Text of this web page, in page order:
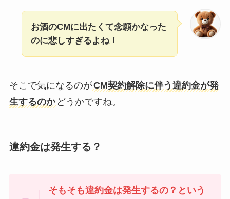
お酒のCMに出たくて念願かなった
のに悲しすぎるよね！
そこで気になるのがCM契約解除に伴う違約金が発
生するのか どうかですね。
違約金は発生する？
そもそも違約金は発生するの？という